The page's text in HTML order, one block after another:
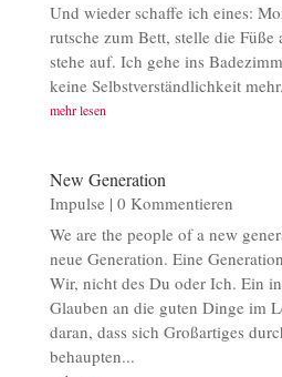
Und wieder schaffe ich eines:
rutsche zum Bett, stelle die Füße
stehe auf. Ich gehe ins
keine Selbstverständlichkeit
mehr lesen
New Generation
Impulse | 0 Kommentieren
We are the people of a new
neue Generation. Eine
Wir, nicht des Du oder Ich. Ein
Glauben an die guten Dinge im
daran, dass sich Großartiges
behaupten...